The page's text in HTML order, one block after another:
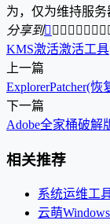
为，仅为维持服务
分享到       
KMS激活激活工具
上一篇
ExplorerPatcher(
下一篇
Adobe全家桶破解
相关推荐
系统运维工
云萌